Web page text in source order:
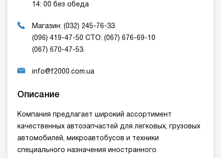
14: 00 без обеда
Магазин: (032) 245-76-33
(096) 419-47-50 СТО: (067) 676-69-10
(067) 670-47-53
info@f2000.com.ua
Описание
Компания предлагает широкий ассортимент
качественных автозапчастей для легковых, грузовых
автомобилей, микроавтобусов и техники
специального назначения иностранного